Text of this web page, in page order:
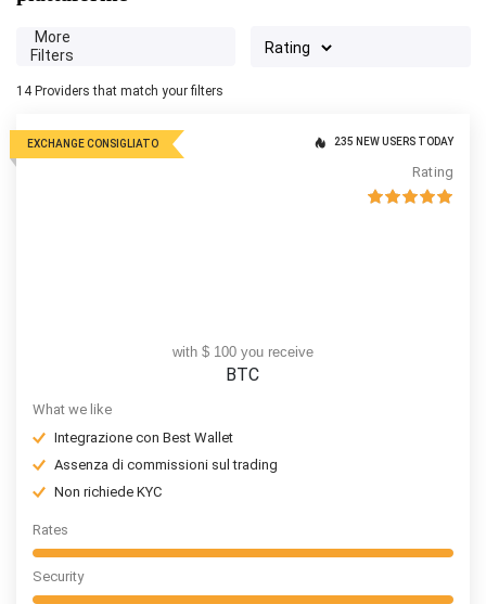
More
Filters
14 Providers that match your filters
EXCHANGE CONSIGLIATO 235 NEW USERS TODAY
Rating
with $ 100 you receive
BTC
What we like
Integrazione con Best Wallet
Assenza di commissioni sul trading
Non richiede KYC
Rates
Security